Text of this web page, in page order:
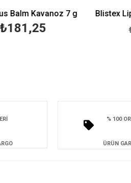
Balm Kavanoz 7 g
% 100
ÜRÜN